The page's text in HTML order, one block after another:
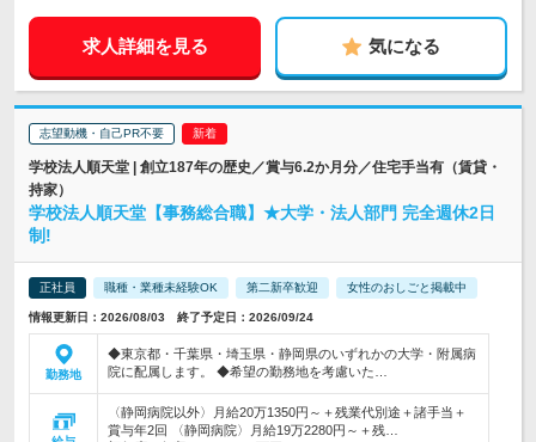
求人詳細を見る 気になる
志望動機・自己PR不要
学校法人順天堂 | 創立187年の歴史／賞与6.2か月分／住宅手当有（賃貸・
持家）
学校法人順天堂【事務総合職】★大学・法人部門 完全週休2日
制!
正社員 職種・業種未経験OK 第二新卒歓迎 女性のおしごと掲載中
情報更新日：2026/08/03 終了予定日：2026/09/24
勤務地
◆東京都・千葉県・埼玉県・静岡県のいずれかの大学・附属病
院に配属します。 ◆希望の勤務地を考慮いた…
〈静岡病院以外〉月給20万1350円～＋残業代別途＋諸手当＋
賞与年2回 〈静岡病院〉月給19万2280円～＋残…